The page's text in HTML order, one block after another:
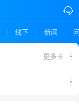
线下 新闻
更多卡